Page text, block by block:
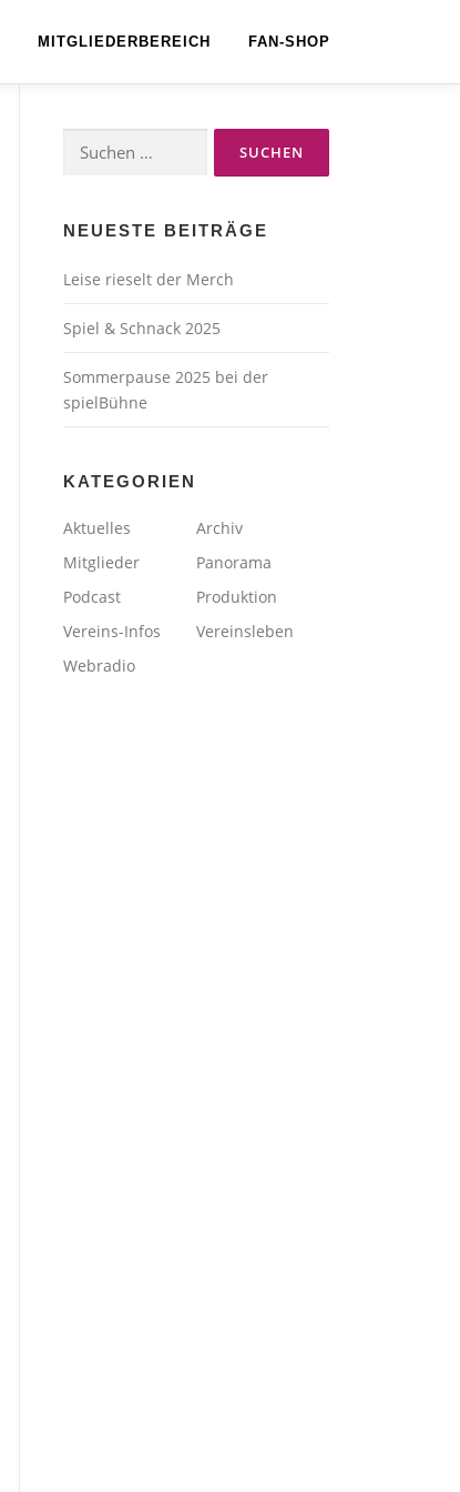
MITGLIEDERBEREICH FAN-SHOP
Suchen
nach:
NEUESTE BEITRÄGE
Leise rieselt der Merch
Spiel & Schnack 2025
Sommerpause 2025 bei der
spielBühne
KATEGORIEN
Aktuelles
Archiv
Mitglieder
Panorama
Podcast
Produktion
Vereins-Infos
Vereinsleben
Webradio